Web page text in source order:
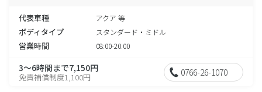
代表車種 アクア 等
ボディタイプ スタンダード・ミドル
営業時間 08:00-20:00
3～6時間まで7,150円
免責補償制度1,100円 0766-26-1070